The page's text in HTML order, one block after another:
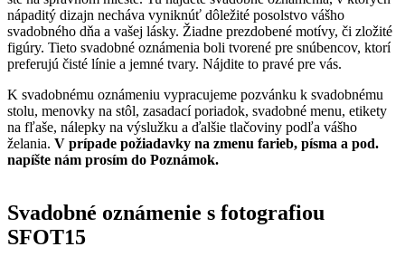
nápaditý dizajn necháva vyniknúť dôležité posolstvo vášho
svadobného dňa a vašej lásky. Žiadne prezdobené motívy, či zložité
figúry. Tieto svadobné oznámenia boli tvorené pre snúbencov, ktorí
preferujú čisté línie a jemné tvary. Nájdite to pravé pre vás.
K svadobnému oznámeniu vypracujeme pozvánku k svadobnému
stolu, menovky na stôl, zasadací poriadok, svadobné menu, etikety
na fľaše, nálepky na výslužku a ďalšie tlačoviny podľa vášho
želania. V prípade požiadavky na zmenu farieb, písma a pod.
napíšte nám prosím do Poznámok.
Svadobné oznámenie s fotografiou
SFOT15